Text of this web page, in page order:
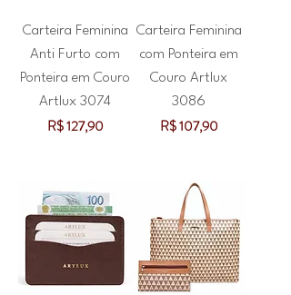
Carteira Feminina
Anti Furto com
Ponteira em Couro
Artlux 3074
Preço
R$ 127,90
Carteira Feminina
com Ponteira em
Couro Artlux
3086
Preço
R$ 107,90